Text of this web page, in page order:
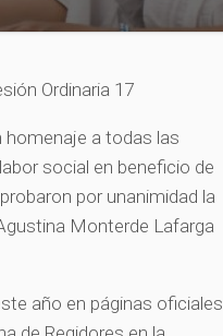
Ordinaria 17
homenaje a todas las
social en beneficio de
por unanimidad la
Monterde Lafarga
año en páginas oficiales